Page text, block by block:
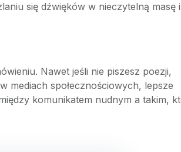
się dźwięków w nieczytelną masę i
Nawet jeśli nie piszesz poezji,
mediach społecznościowych, lepsze
komunikatem nudnym a takim,